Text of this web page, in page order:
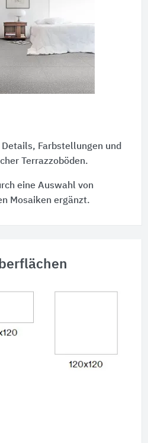
Farbstellungen und
Terrazzoböden.
eine Auswahl von
Mosaiken ergänzt.